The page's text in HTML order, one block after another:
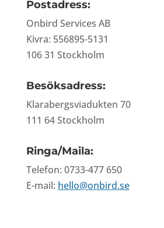
Postadress:
Onbird Services AB
Kivra: 556895-5131
106 31 Stockholm
Besöksadress:
Klarabergsviadukten 70
111 64 Stockholm
Ringa/Maila:
Telefon: 0733-477 650
E-mail: hello@onbird.se